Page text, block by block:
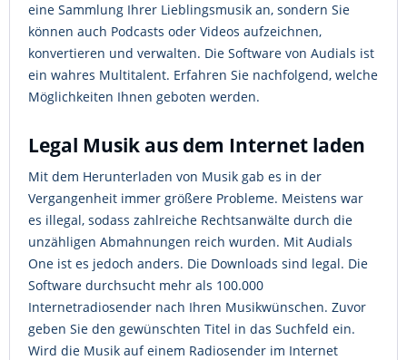
eine Sammlung Ihrer Lieblingsmusik an, sondern Sie
können auch Podcasts oder Videos aufzeichnen,
konvertieren und verwalten. Die Software von Audials ist
ein wahres Multitalent. Erfahren Sie nachfolgend, welche
Möglichkeiten Ihnen geboten werden.
Legal Musik aus dem Internet laden
Mit dem Herunterladen von Musik gab es in der
Vergangenheit immer größere Probleme. Meistens war
es illegal, sodass zahlreiche Rechtsanwälte durch die
unzähligen Abmahnungen reich wurden. Mit Audials
One ist es jedoch anders. Die Downloads sind legal. Die
Software durchsucht mehr als 100.000
Internetradiosender nach Ihren Musikwünschen. Zuvor
geben Sie den gewünschten Titel in das Suchfeld ein.
Wird die Musik auf einem Radiosender im Internet